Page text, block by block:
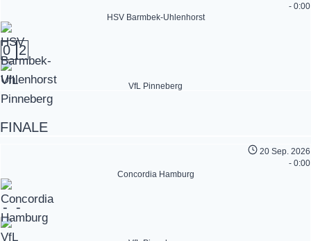
- 0:00
HSV Barmbek-Uhlenhorst
0 2
VfL Pinneberg
FINALE
20 Sep. 2026
- 0:00
Concordia Hamburg
- -